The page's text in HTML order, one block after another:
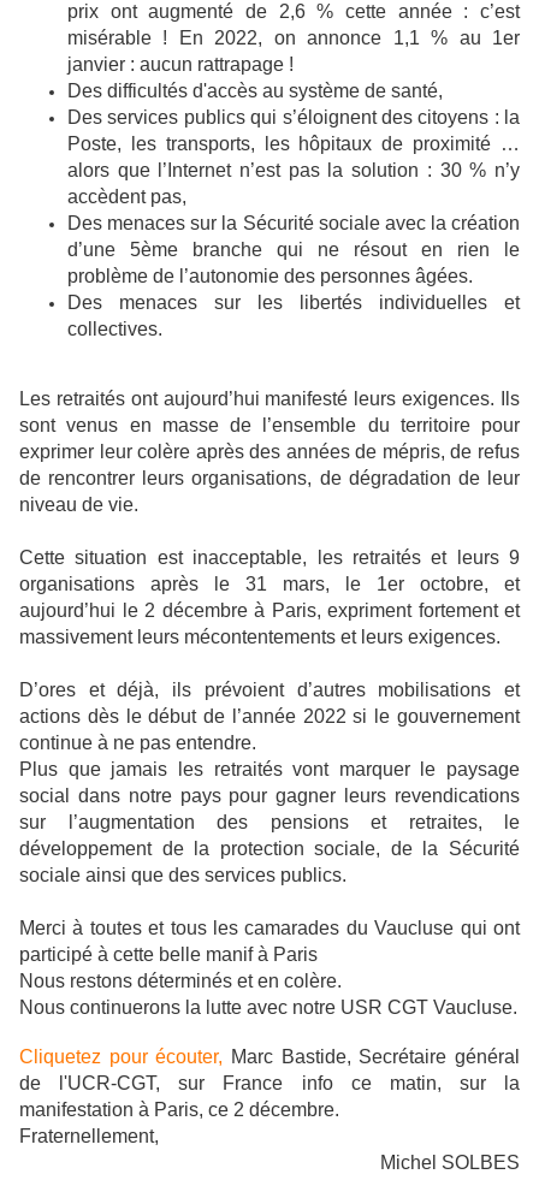
prix ont augmenté de 2,6 % cette année : c’est
misérable ! En 2022, on annonce 1,1 % au 1er
janvier : aucun rattrapage !
Des difficultés d'accès au système de santé,
Des services publics qui s’éloignent des citoyens : la
Poste, les transports, les hôpitaux de proximité …
alors que l’Internet n’est pas la solution : 30 % n’y
accèdent pas,
Des menaces sur la Sécurité sociale avec la création
d’une 5ème branche qui ne résout en rien le
problème de l’autonomie des personnes âgées.
Des menaces sur les libertés individuelles et
collectives.
Les retraités ont aujourd’hui manifesté leurs exigences. Ils
sont venus en masse de l’ensemble du territoire pour
exprimer leur colère après des années de mépris, de refus
de rencontrer leurs organisations, de dégradation de leur
niveau de vie.
Cette situation est inacceptable, les retraités et leurs 9
organisations après le 31 mars, le 1er octobre, et
aujourd’hui le 2 décembre à Paris, expriment fortement et
massivement leurs mécontentements et leurs exigences.
D’ores et déjà, ils prévoient d’autres mobilisations et
actions dès le début de l’année 2022 si le gouvernement
continue à ne pas entendre.
Plus que jamais les retraités vont marquer le paysage
social dans notre pays pour gagner leurs revendications
sur l’augmentation des pensions et retraites, le
développement de la protection sociale, de la Sécurité
sociale ainsi que des services publics.
Merci à toutes et tous les camarades du Vaucluse qui ont
participé à cette belle manif à Paris
Nous restons déterminés et en colère.
Nous continuerons la lutte avec notre USR CGT Vaucluse.
Cliquetez pour écouter, Marc Bastide, Secrétaire général
de l'UCR-CGT, sur France info ce matin, sur la
manifestation à Paris, ce 2 décembre.
Fraternellement,
Michel SOLBES